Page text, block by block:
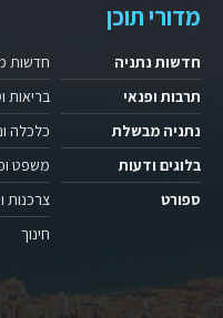
מדורי תוכן
חדשות נתניה
תרבות ופנאי
נתניה מבשלת
בלוגים ודעות
ספורט
חדשות
בריאות
כלכלה
משפט
צרכנות
חינוך